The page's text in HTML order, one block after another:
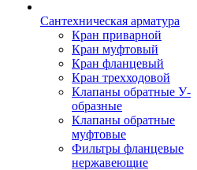
Сантехническая арматура
Кран приварной
Кран муфтовый
Кран фланцевый
Кран трехходовой
Клапаны обратные У-
образные
Клапаны обратные
муфтовые
Фильтры фланцевые
нержавеющие